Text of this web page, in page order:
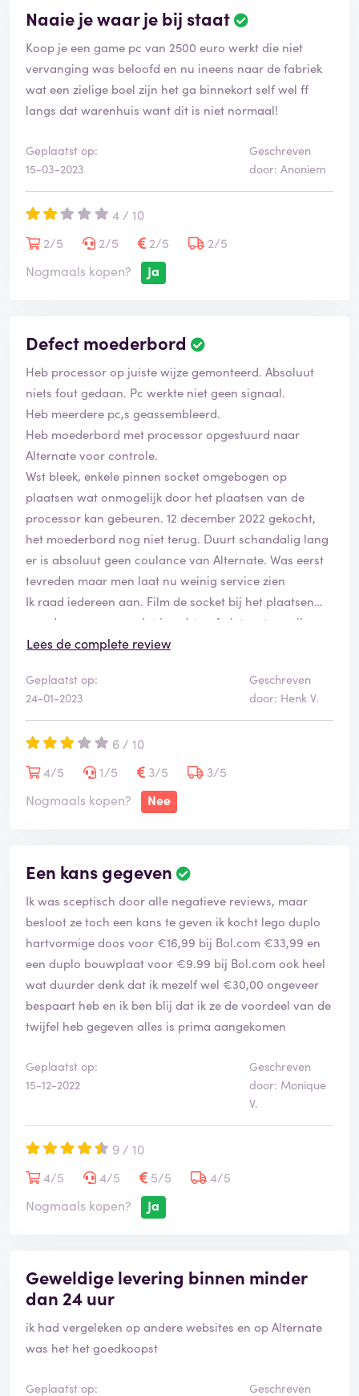
Naaie je waar je bij staat
Koop je een game pc van 2500 euro werkt die niet
vervanging was beloofd en nu ineens naar de fabriek
wat een zielige boel zijn het ga binnekort self wel ff
langs dat warenhuis want dit is niet normaal!
Geplaatst op:
15-03-2023
Geschreven
door: Anoniem
4 / 10
2/5
2/5 2/5
2/5
Nogmaals kopen?
Ja
Defect moederbord
Heb processor op juiste wijze gemonteerd. Absoluut
niets fout gedaan. Pc werkte niet geen signaal.
Heb meerdere pc,s geassembleerd.
Heb moederbord met processor opgestuurd naar
Alternate voor controle.
Wst bleek, enkele pinnen socket omgebogen op
plaatsen wat onmogelijk door het plaatsen van de
processor kan gebeuren. 12 december 2022 gekocht,
het moederbord nog niet terug. Duurt schandalig lang
er is absoluut geen coulance van Alternate. Was eerst
tevreden maar men laat nu weinig service zien
Ik raad iedereen aan. Film de socket bij het plaatsen
van de processor zodat je achteraf niet met gezeik
komt te zitten.
Lees de complete review
Geplaatst op:
24-01-2023
Geschreven
door: Henk V.
6 / 10
4/5
1/5 3/5
3/5
Nogmaals kopen?
Nee
Een kans gegeven
Ik was sceptisch door alle negatieve reviews, maar
besloot ze toch een kans te geven ik kocht lego duplo
hartvormige doos voor €16,99 bij Bol.com €33,99 en
een duplo bouwplaat voor €9.99 bij Bol.com ook heel
wat duurder denk dat ik mezelf wel €30,00 ongeveer
bespaart heb en ik ben blij dat ik ze de voordeel van de
twijfel heb gegeven alles is prima aangekomen
Geplaatst op:
15-12-2022
Geschreven
door: Monique
V.
9 / 10
4/5
4/5 5/5
4/5
Nogmaals kopen?
Ja
Geweldige levering binnen minder
dan 24 uur
ik had vergeleken op andere websites en op Alternate
was het het goedkoopst
Geplaatst op: Geschreven